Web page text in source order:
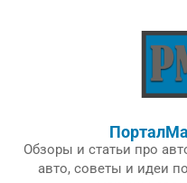
Обзоры и статьи про
авто, советы и идеи